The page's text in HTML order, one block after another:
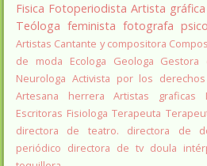
Fisica Fotoperiodista Artista gráfica
Teóloga feminista fotografa
Artistas Cantante y compositora
de moda
Ecologa Geologa Gestora
Neurologa Activista por los
Artesana herrera
Artistas graficas
Escritoras Fisiologa Terapeuta
directora de teatro.
directora de
periódico directora de tv doula